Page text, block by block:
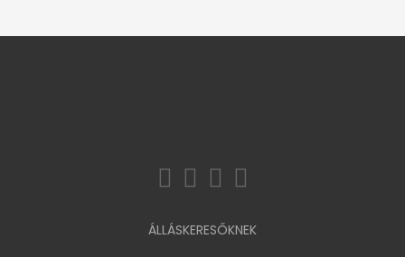
ÁLLÁSKERESŐKNEK